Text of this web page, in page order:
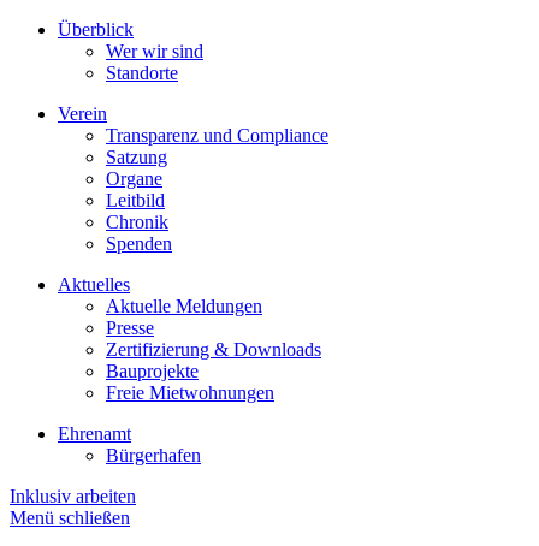
Überblick
Wer wir sind
Standorte
Verein
Transparenz und Compliance
Satzung
Organe
Leitbild
Chronik
Spenden
Aktuelles
Aktuelle Meldungen
Presse
Zertifizierung & Downloads
Bauprojekte
Freie Mietwohnungen
Ehrenamt
Bürgerhafen
Inklusiv arbeiten
Menü schließen